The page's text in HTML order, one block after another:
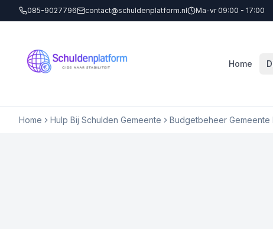
085-9027796 contact@schuldenplatform.nl Ma-vr 09:00 - 17:00
Home
Home Hulp Bij Schulden Gemeente Budgetbeheer Gemeente